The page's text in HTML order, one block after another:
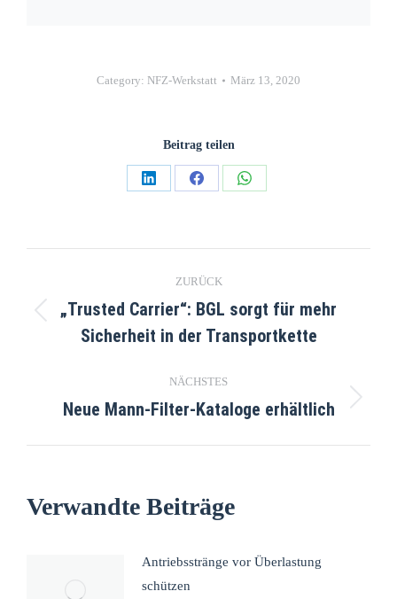
Category: NFZ-Werkstatt März 13, 2020
Beitrag teilen
ZURÜCK
„Trusted Carrier“: BGL sorgt für mehr
Sicherheit in der Transportkette
NÄCHSTES
Neue Mann-Filter-Kataloge erhältlich
Verwandte Beiträge
Antriebsstränge vor Überlastung
schützen